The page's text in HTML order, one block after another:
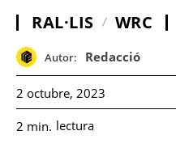
RAL·LIS WRC
Autor: Redacció
2 octubre, 2023
2 min. lectura